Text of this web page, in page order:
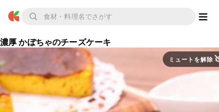
濃厚 かぼちゃのチーズケーキ
ミュートを解除